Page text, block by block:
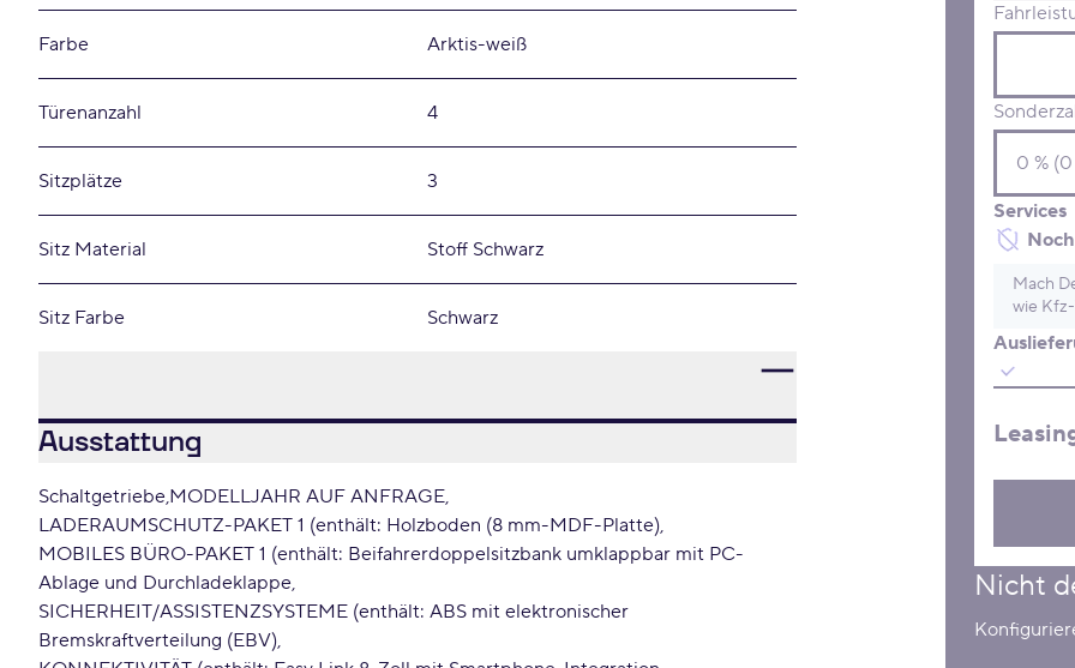
Services
Mach
wie
Nicht
Farbe Arktis-weiß
Türenanzahl 4
Sitzplätze 3
Sitz Material Stoff Schwarz
Sitz Farbe Schwarz
Ausstattung
Schaltgetriebe MODELLJAHR AUF ANFRAGE
LADERAUMSCHUTZ-PAKET 1 (enthält: Holzboden (8 mm-MDF-Platte)
MOBILES BÜRO-PAKET 1 (enthält: Beifahrerdoppelsitzbank umklappbar mit PC-
Ablage und Durchladeklappe
SICHERHEIT/ASSISTENZSYSTEME (enthält: ABS mit elektronischer
Bremskraftverteilung (EBV)